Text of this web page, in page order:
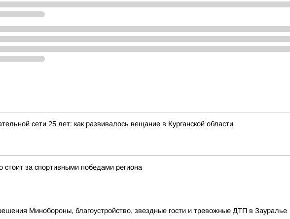
сети 25 лет: как развивалось вещание в Курганской области
стоит за спортивными победами региона
Минобороны, благоустройство, звездные гости и тревожные ДТП в Зауралье